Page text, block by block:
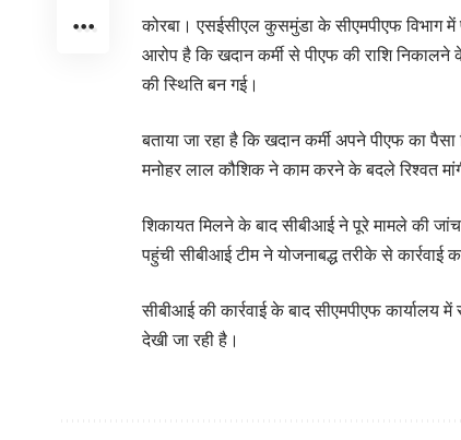
कोरबा। एसईसीएल कुसमुंडा के सीएमपीएफ विभाग
आरोप है कि खदान कर्मी से पीएफ की राशि निकालने
की स्थिति बन गई।
बताया जा रहा है कि खदान कर्मी अपने पीएफ का
मनोहर लाल कौशिक ने काम करने के बदले रिश्वत
शिकायत मिलने के बाद सीबीआई ने पूरे मामले की
पहुंची सीबीआई टीम ने योजनाबद्ध तरीके से
सीबीआई की कार्रवाई के बाद सीएमपीएफ कार्यालय
देखी जा रही है।